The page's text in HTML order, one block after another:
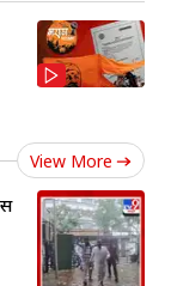
View More